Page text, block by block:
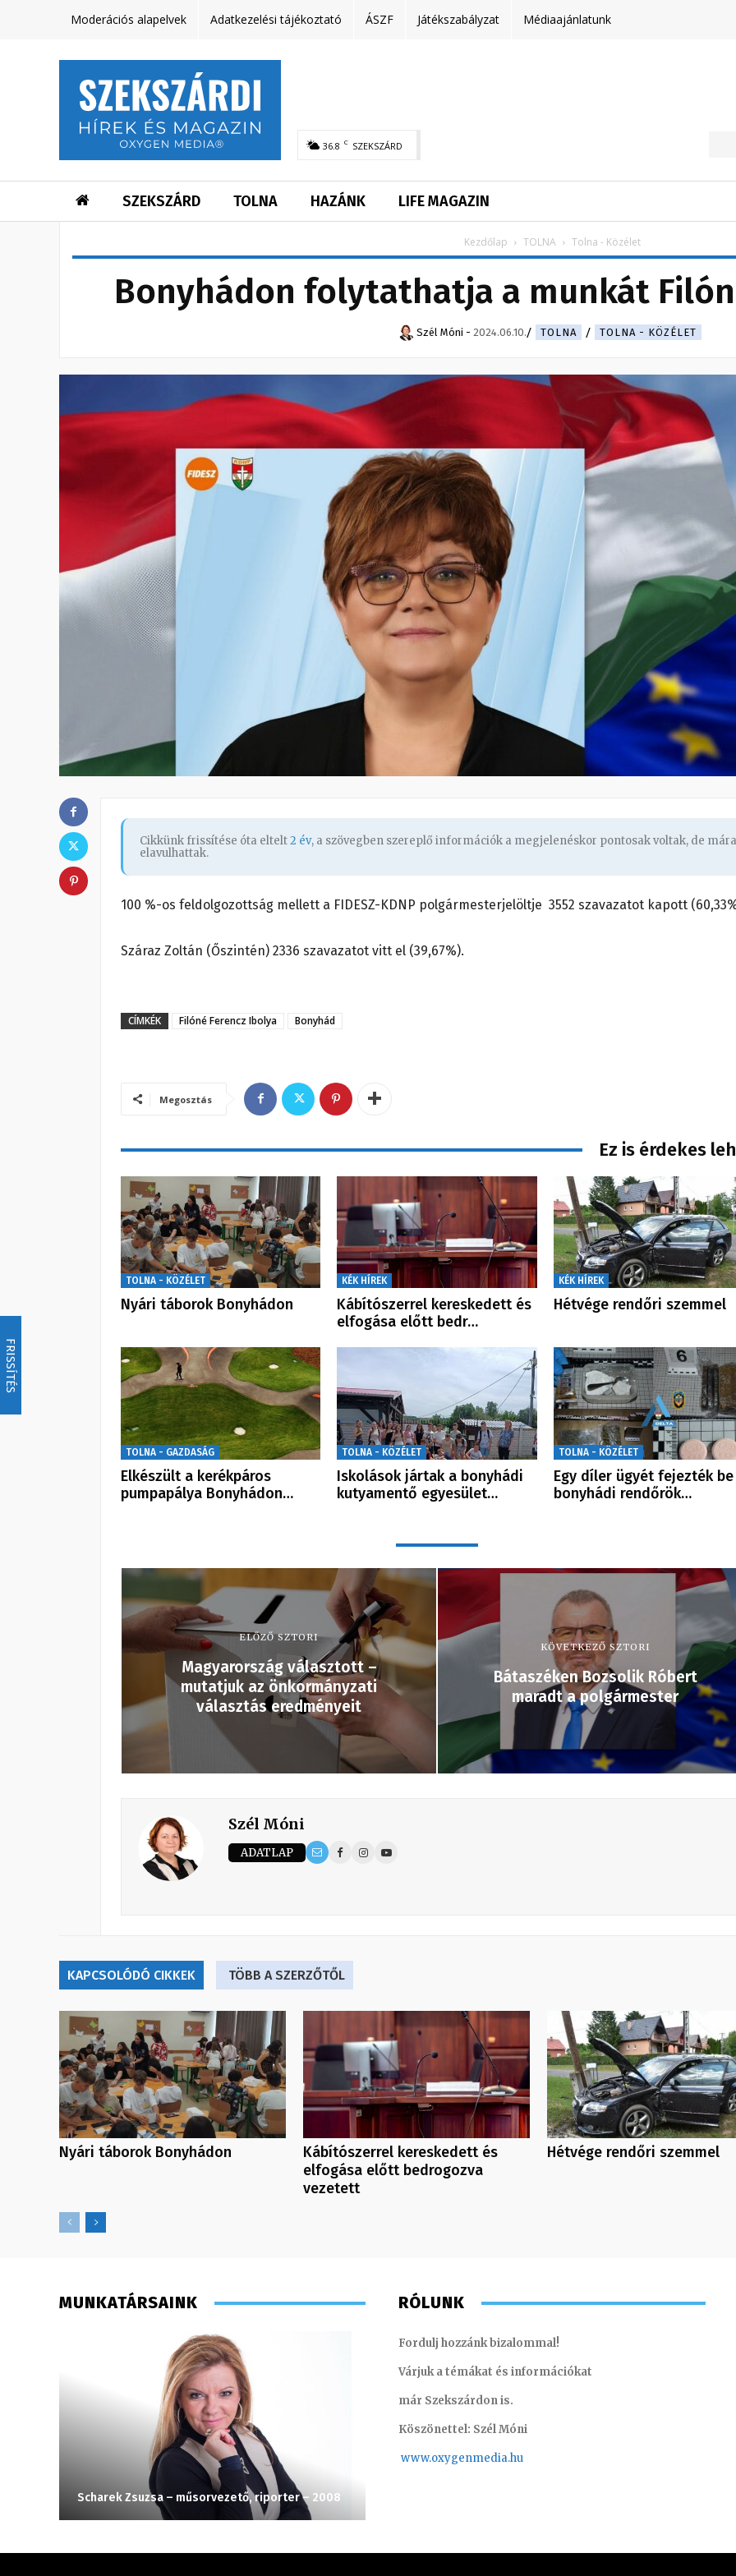
FRISSÍTÉS
Moderációs alapelvek Adatkezelési tájékoztató ÁSZF Játékszabályzat Médiaajánlatunk
36.8 C SZEKSZÁRD
SZEKSZÁRD TOLNA HAZÁNK LIFE MAGAZIN
Kezdőlap TOLNA Tolna - Közélet
Bonyhádon folytathatja a munkát
Szél Móni - 2024.06.10. TOLNA TOLNA - KÖZÉLET
Cikkünk frissítése óta eltelt2 év, a szövegben szereplő információk a megjelenéskor pontosak voltak, de mára
elavulhattak.
100 %-os feldolgozottság mellett a FIDESZ-KDNP polgármesterjelöltje 3552 szavazatot kapott
Száraz Zoltán (Őszintén) 2336 szavazatot vitt el (39,67%).
CÍMKÉK Filóné Ferencz Ibolya Bonyhád
Megosztás
Ez is érdekes
TOLNA - KÖZÉLET
Nyári táborok Bonyhádon
KÉK HÍREK
Kábítószerrel kereskedett és
elfogása előtt bedr…
KÉK HÍREK
Hétvége rendőri szemmel
TOLNA - GAZDASÁG
Elkészült a kerékpáros
pumpapálya Bonyhádon…
TOLNA - KÖZÉLET
Iskolások jártak a bonyhádi
kutyamentő egyesület…
TOLNA - KÖZÉLET
Egy díler ügyét fejezték be
bonyhádi rendőrök…
ELŐZŐ SZTORI
Magyarország választott –
mutatjuk az önkormányzati
választás eredményeit
KÖVETKEZŐ SZTORI
Bátaszéken Bozsolik Róbert
maradt a polgármester
Szél Móni
ADATLAP
KAPCSOLÓDÓ CIKKEK TÖBB A SZERZŐTŐL
Nyári táborok Bonyhádon
Kábítószerrel kereskedett és
elfogása előtt bedrogozva
vezetett
Hétvége rendőri szemmel
MUNKATÁRSAINK
Scharek Zsuzsa – műsorvezető, riporter – 2008
RÓLUNK
Fordulj hozzánk bizalommal!
Várjuk a témákat és információkat
már Szekszárdon is.
Köszönettel: Szél Móni
www.oxygenmedia.hu